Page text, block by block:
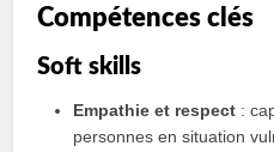
Compétences clés
Soft skills
Empathie et respect :
personnes en situation